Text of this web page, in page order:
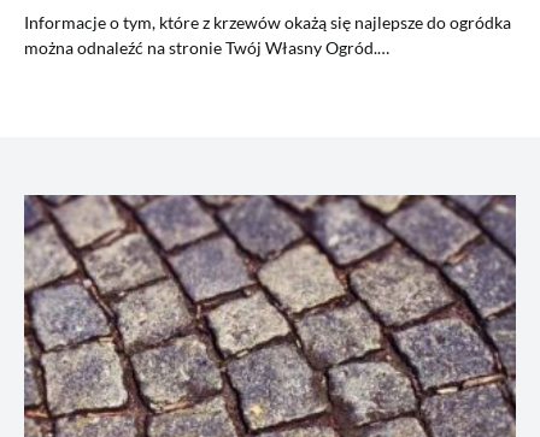
Informacje o tym, które z krzewów okażą się najlepsze do ogródka
można odnaleźć na stronie Twój Własny Ogród.…